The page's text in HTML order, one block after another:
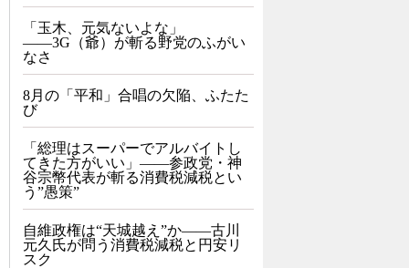
「玉木、元気ないよな」
――3G（爺）が斬る野党のふがい
なさ
8月の「平和」合唱の欠陥、ふたた
び
「総理はスーパーでアルバイトし
てきた方がいい」――参政党・神
谷宗幣代表が斬る消費税減税とい
う”愚策”
自維政権は“天城越え”か――古川
元久氏が問う消費税減税と円安リ
スク